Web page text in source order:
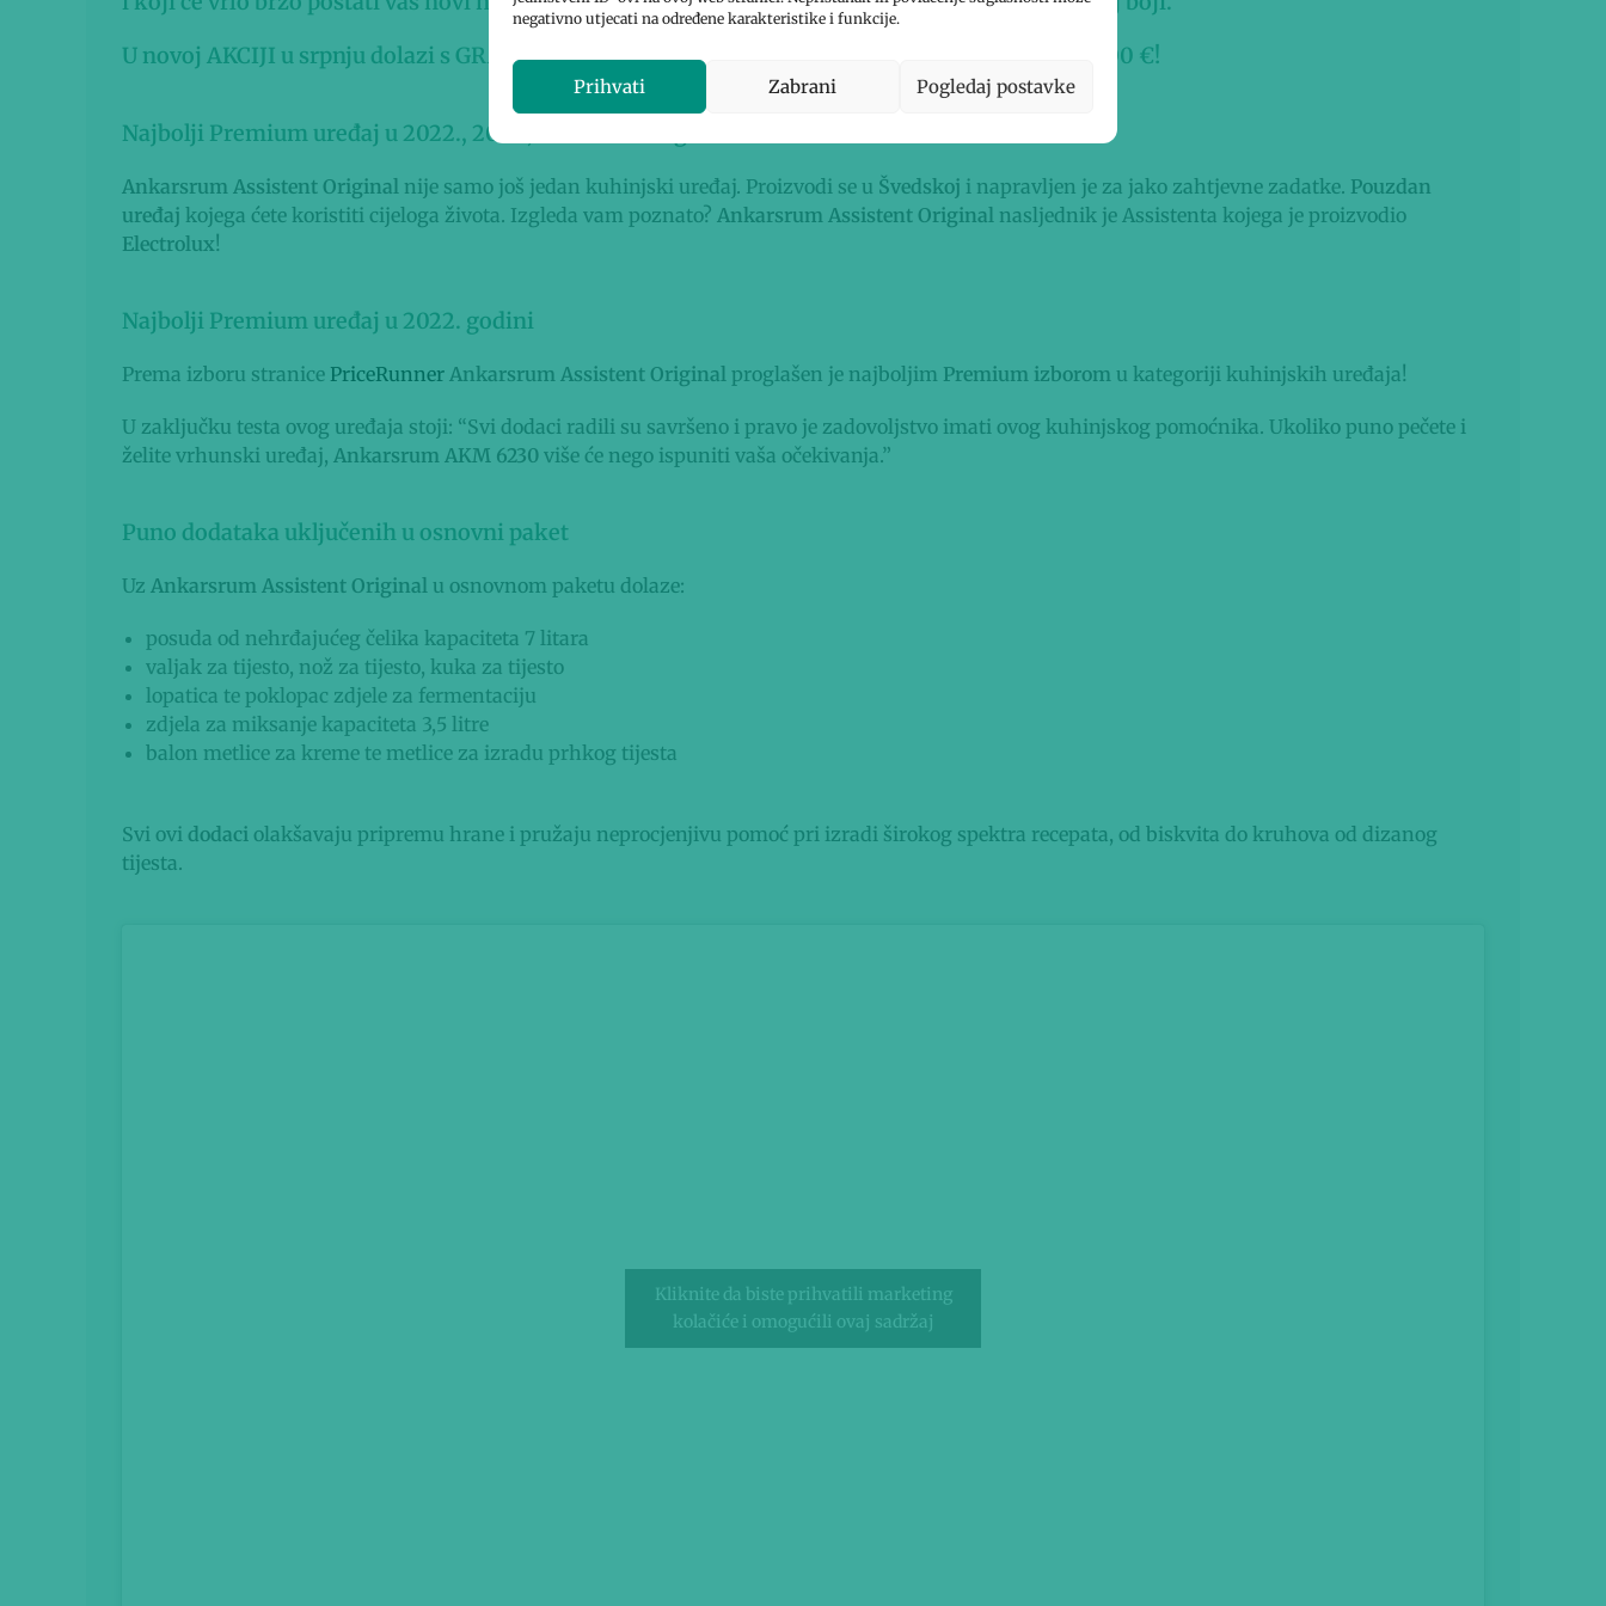
negativno utjecati na određene karakteristike i funkcije.
Prihvati Zabrani Pogledaj postavke
U novoj AKCIJI u srpnju dolazi s GRATISkompletom nastavaka za tjesteninu i uštedom od 184,00 €!
Najbolji Premium uređaj u 2022., 2023., 2024. i 2025. godini
Ankarsrum Assistent Original nije samo još jedan kuhinjski uređaj. Proizvodi se u Švedskoj i napravljen je za jako zahtjevne zadatke. Pouzdan
uređaj kojega ćete koristiti cijeloga života. Izgleda vam poznato? Ankarsrum Assistent Original nasljednik je Assistenta kojega je proizvodio
Electrolux!
Najbolji Premium uređaj u 2022. godini
Prema izboru stranice PriceRunner Ankarsrum Assistent Original proglašen je najboljim Premium izborom u kategoriji kuhinjskih uređaja!
U zaključku testa ovog uređaja stoji: “Svi dodaci radili su savršeno i pravo je zadovoljstvo imati ovog kuhinjskog pomoćnika. Ukoliko puno pečete i
želite vrhunski uređaj, Ankarsrum AKM 6230 više će nego ispuniti vaša očekivanja.”
Puno dodataka uključenih u osnovni paket
Uz Ankarsrum Assistent Original u osnovnom paketu dolaze:
posuda od nehrđajućeg čelika kapaciteta 7 litara
valjak za tijesto, nož za tijesto, kuka za tijesto
lopatica te poklopac zdjele za fermentaciju
zdjela za miksanje kapaciteta 3,5 litre
balon metlice za kreme te metlice za izradu prhkog tijesta
Svi ovi dodaci olakšavaju pripremu hrane i pružaju neprocjenjivu pomoć pri izradi širokog spektra recepata, od biskvita do kruhova od dizanog
tijesta.
Kliknite da biste prihvatili marketing
kolačiće i omogućili ovaj sadržaj